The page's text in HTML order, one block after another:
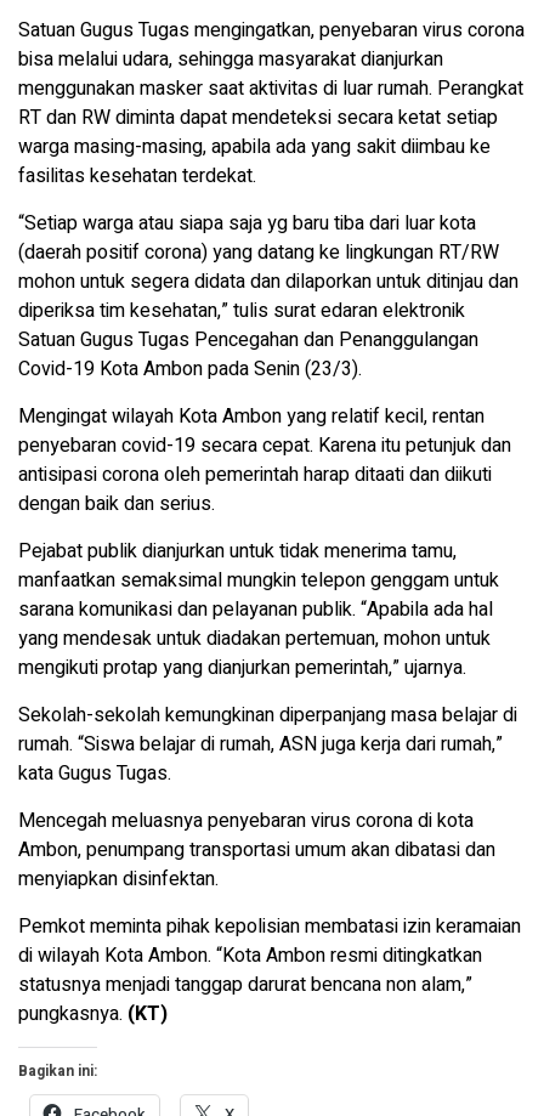
Satuan Gugus Tugas mengingatkan, penyebaran virus corona
bisa melalui udara, sehingga masyarakat dianjurkan
menggunakan masker saat aktivitas di luar rumah. Perangkat
RT dan RW diminta dapat mendeteksi secara ketat setiap
warga masing-masing, apabila ada yang sakit diimbau ke
fasilitas kesehatan terdekat.
“Setiap warga atau siapa saja yg baru tiba dari luar kota
(daerah positif corona) yang datang ke lingkungan RT/RW
mohon untuk segera didata dan dilaporkan untuk ditinjau dan
diperiksa tim kesehatan,” tulis surat edaran elektronik
Satuan Gugus Tugas Pencegahan dan Penanggulangan
Covid-19 Kota Ambon pada Senin (23/3).
Mengingat wilayah Kota Ambon yang relatif kecil, rentan
penyebaran covid-19 secara cepat. Karena itu petunjuk dan
antisipasi corona oleh pemerintah harap ditaati dan diikuti
dengan baik dan serius.
Pejabat publik dianjurkan untuk tidak menerima tamu,
manfaatkan semaksimal mungkin telepon genggam untuk
sarana komunikasi dan pelayanan publik. “Apabila ada hal
yang mendesak untuk diadakan pertemuan, mohon untuk
mengikuti protap yang dianjurkan pemerintah,” ujarnya.
Sekolah-sekolah kemungkinan diperpanjang masa belajar di
rumah. “Siswa belajar di rumah, ASN juga kerja dari rumah,”
kata Gugus Tugas.
Mencegah meluasnya penyebaran virus corona di kota
Ambon, penumpang transportasi umum akan dibatasi dan
menyiapkan disinfektan.
Pemkot meminta pihak kepolisian membatasi izin keramaian
di wilayah Kota Ambon. “Kota Ambon resmi ditingkatkan
statusnya menjadi tanggap darurat bencana non alam,”
pungkasnya. (KT)
Bagikan ini: